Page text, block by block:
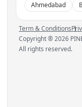
Ahmedabad
Term & Conditions
Copyright ®2026
All rights reserved.